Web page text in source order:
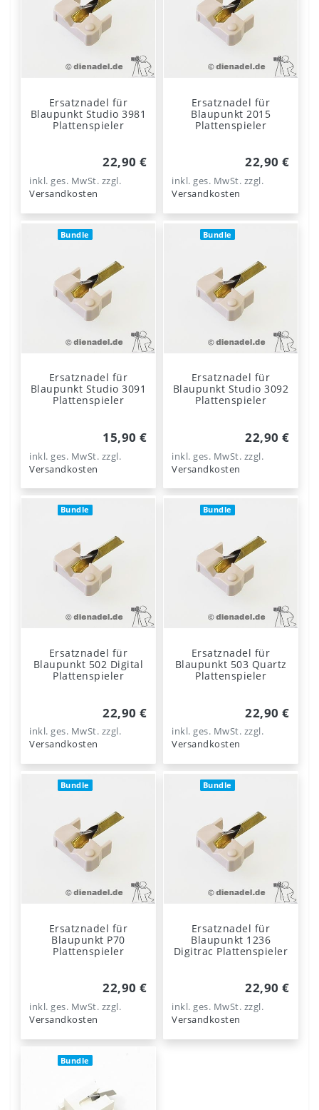
Ersatznadel für
Blaupunkt Studio 3981
Plattenspieler
22,90 €
inkl. ges. MwSt. zzgl.
Versandkosten
Ersatznadel für
Blaupunkt 2015
Plattenspieler
22,90 €
inkl. ges. MwSt. zzgl.
Versandkosten
Bundle
Ersatznadel für
Blaupunkt Studio 3091
Plattenspieler
15,90 €
inkl. ges. MwSt. zzgl.
Versandkosten
Bundle
Ersatznadel für
Blaupunkt Studio 3092
Plattenspieler
22,90 €
inkl. ges. MwSt. zzgl.
Versandkosten
Bundle
Ersatznadel für
Blaupunkt 502 Digital
Plattenspieler
22,90 €
inkl. ges. MwSt. zzgl.
Versandkosten
Bundle
Ersatznadel für
Blaupunkt 503 Quartz
Plattenspieler
22,90 €
inkl. ges. MwSt. zzgl.
Versandkosten
Bundle
Ersatznadel für
Blaupunkt P70
Plattenspieler
22,90 €
inkl. ges. MwSt. zzgl.
Versandkosten
Bundle
Ersatznadel für
Blaupunkt 1236
Digitrac Plattenspieler
22,90 €
inkl. ges. MwSt. zzgl.
Versandkosten
Bundle